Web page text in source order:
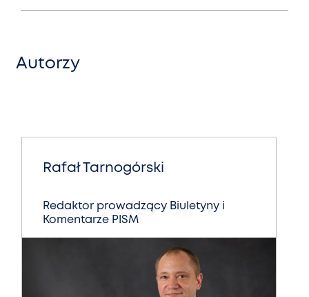
Autorzy
Rafał Tarnogórski
Redaktor prowadzący Biuletyny i
Komentarze PISM